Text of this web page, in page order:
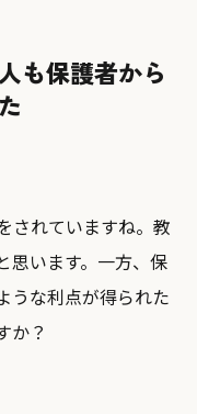
も保護者から
されていますね。教
思います。一方、保
うな利点が得られた
か？